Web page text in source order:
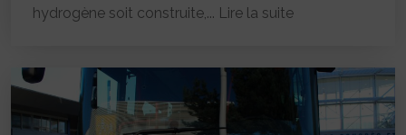
hydrogène soit construite,... Lire la suite